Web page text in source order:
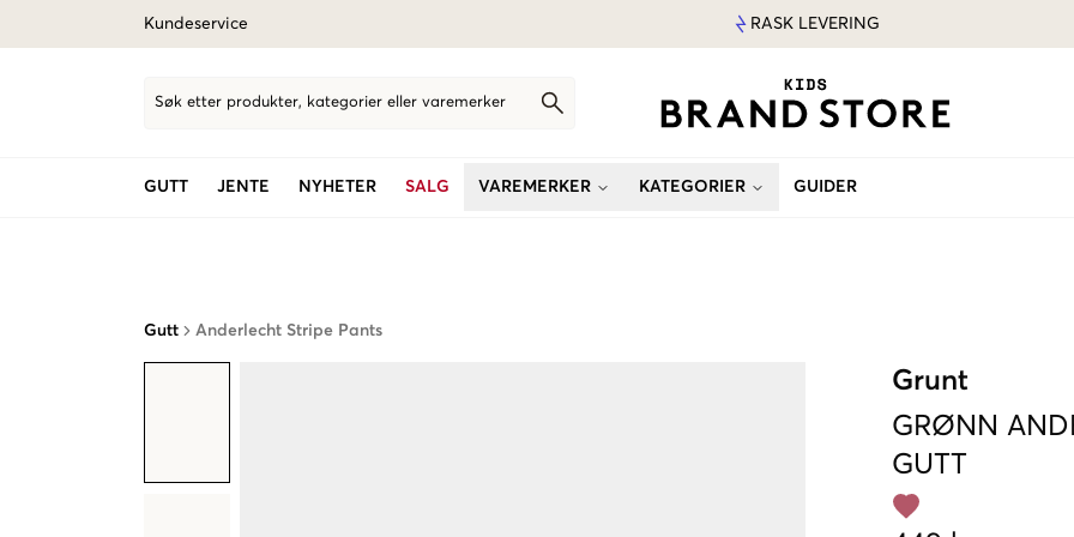
Kundeservice RASK LEVERING
Søk etter produkter, kategorier eller varemerker
GUTT JENTE NYHETER SALG VAREMERKER KATEGORIER GUIDER
Gutt Anderlecht Stripe Pants
Grunt
GRØNN
GUTT